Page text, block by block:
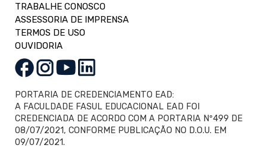
TRABALHE CONOSCO
ASSESSORIA DE IMPRENSA
TERMOS DE USO
OUVIDORIA
PORTARIA DE CREDENCIAMENTO EAD:
A FACULDADE FASUL EDUCACIONAL EAD FOI
CREDENCIADA DE ACORDO COM A PORTARIA Nº499 DE
08/07/2021, CONFORME PUBLICAÇÃO NO D.O.U. EM
09/07/2021.